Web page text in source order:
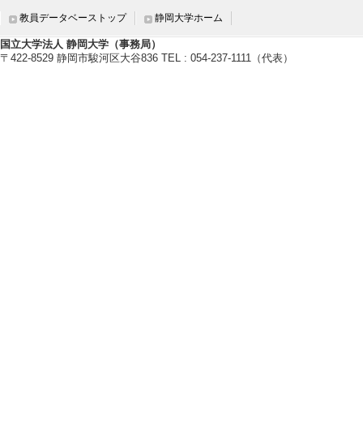
教員データベーストップ 静岡大学ホーム
国立大学法人 静岡大学（事務局）
〒422-8529 静岡市駿河区大谷836 TEL : 054-237-1111（代表）